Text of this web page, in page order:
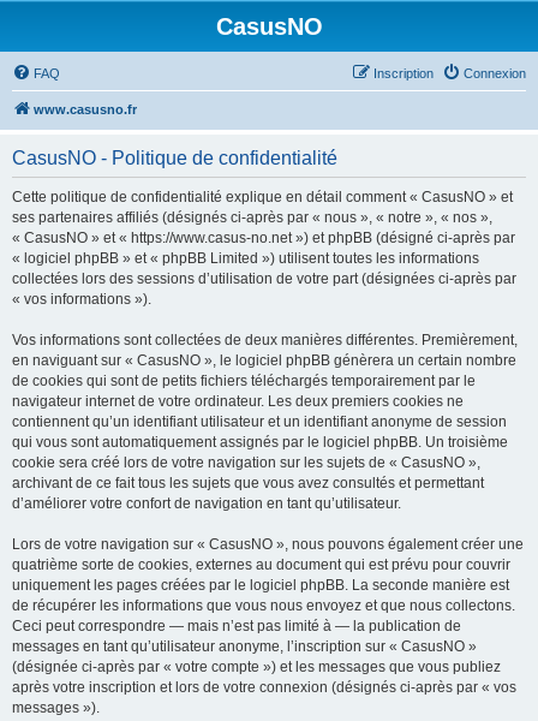
CasusNO
FAQ Connexion
Inscription
www.casusno.fr
CasusNO - Politique de confidentialité
Cette politique de confidentialité explique en détail comment « CasusNO » et
ses partenaires affiliés (désignés ci-après par « nous », « notre », « nos »,
« CasusNO » et « https://www.casus-no.net ») et phpBB (désigné ci-après par
« logiciel phpBB » et « phpBB Limited ») utilisent toutes les informations
collectées lors des sessions d’utilisation de votre part (désignées ci-après par
« vos informations »).
Vos informations sont collectées de deux manières différentes. Premièrement,
en naviguant sur « CasusNO », le logiciel phpBB génèrera un certain nombre
de cookies qui sont de petits fichiers téléchargés temporairement par le
navigateur internet de votre ordinateur. Les deux premiers cookies ne
contiennent qu’un identifiant utilisateur et un identifiant anonyme de session
qui vous sont automatiquement assignés par le logiciel phpBB. Un troisième
cookie sera créé lors de votre navigation sur les sujets de « CasusNO »,
archivant de ce fait tous les sujets que vous avez consultés et permettant
d’améliorer votre confort de navigation en tant qu’utilisateur.
Lors de votre navigation sur « CasusNO », nous pouvons également créer une
quatrième sorte de cookies, externes au document qui est prévu pour couvrir
uniquement les pages créées par le logiciel phpBB. La seconde manière est
de récupérer les informations que vous nous envoyez et que nous collectons.
Ceci peut correspondre — mais n’est pas limité à — la publication de
messages en tant qu’utilisateur anonyme, l’inscription sur « CasusNO »
(désignée ci-après par « votre compte ») et les messages que vous publiez
après votre inscription et lors de votre connexion (désignés ci-après par « vos
messages »).